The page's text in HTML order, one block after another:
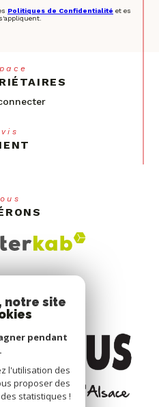
Politiques de Confidentialité et es
Avis
Nous
notre site
pendant
l'utilisation des
proposer des
statistiques !